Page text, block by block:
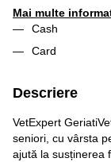
Mai multe
Cash
Card
Descriere
VetExpert
seniori, cu vârsta
ajută la susținerea